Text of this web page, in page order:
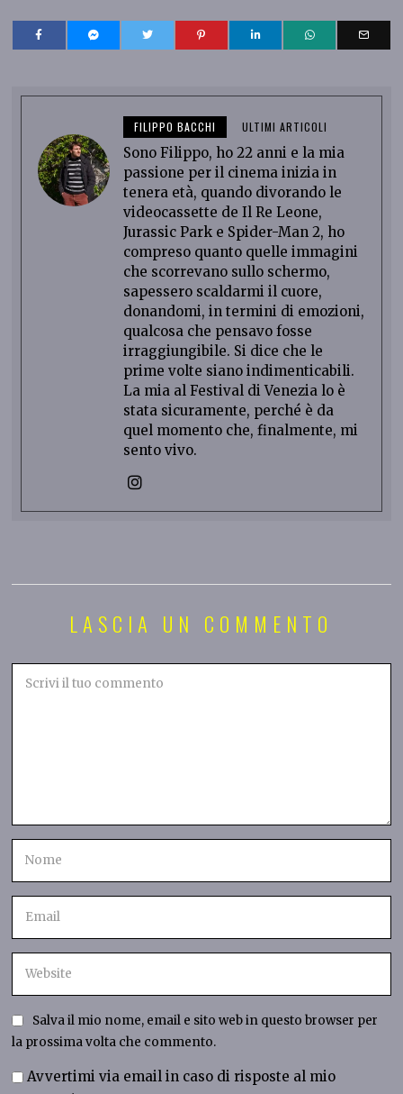
FILIPPO BACCHI ULTIMI ARTICOLI
Sono Filippo, ho 22 anni e la mia
passione per il cinema inizia in
tenera età, quando divorando le
videocassette de Il Re Leone,
Jurassic Park e Spider-Man 2, ho
compreso quanto quelle immagini
che scorrevano sullo schermo,
sapessero scaldarmi il cuore,
donandomi, in termini di emozioni,
qualcosa che pensavo fosse
irraggiungibile. Si dice che le
prime volte siano indimenticabili.
La mia al Festival di Venezia lo è
stata sicuramente, perché è da
quel momento che, finalmente, mi
sento vivo.
LASCIA UN COMMENTO
Salva il mio nome, email e sito web in questo browser per
la prossima volta che commento.
Avvertimi via email in caso di risposte al mio